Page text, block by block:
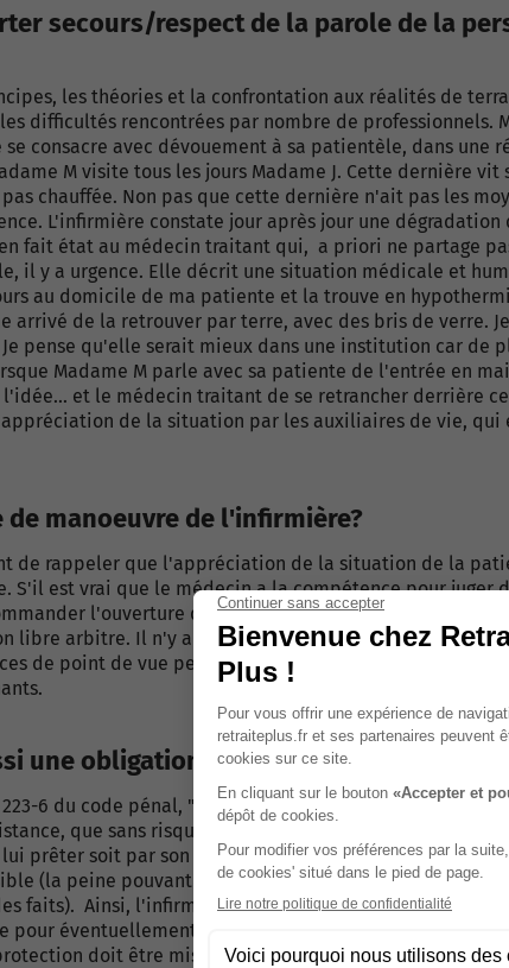
secours/respect de la parole de la
les théories et la confrontation aux réalités de
difficultés rencontrées par nombre de professionnels.
consacre avec dévouement à sa patientèle, dans une
M visite tous les jours Madame J. Cette dernière vit
chauffée. Non pas que cette dernière n'ait pas les
L'infirmière constate jour après jour une
fait état au médecin traitant qui, a priori ne partage
il y a urgence. Elle décrit une situation médicale et
au domicile de ma patiente et la trouve en
arrivé de la retrouver par terre, avec des bris de verre.
pense qu'elle serait mieux dans une institution car de
Madame M parle avec sa patiente de l'entrée en
et le médecin traitant de se retrancher derrière ce
appréciation de la situation par les auxiliaires de vie, qui
de manoeuvre de l'infirmière?
de rappeler que l'appréciation de la situation de la
S'il est vrai que le médecin a la compétence pour juger
l'ouverture d'une mesure de protection, il n'en
libre arbitre. Il n'y a aucune relation hiérarchique entre
de point de vue peuvent parfaitement justifier une
une obligation de secours
6 du code pénal, "quiconque s'abstient
que sans risque pour lui ou pour les tiers, soit par
prêter soit par son action personnelle soit en
(la peine pouvant aller jusqu'à 5 ans de prison et 75
faits). Ainsi, l'infirmière pourra faire un signalement,
pour éventuellement déclencher dans un premier temps
doit être mise en place. En tout état de cause,